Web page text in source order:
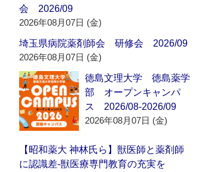
会 2026/09
2026年08月07日 (金)
埼玉県病院薬剤師会 研修会 2026/09
2026年08月07日 (金)
徳島文理大学 徳島薬学
部 オープンキャンパ
ス 2026/08-2026/09
2026年08月07日 (金)
【昭和薬大 神林氏ら】獣医師と薬剤師
に認識差‐獣医療専門教育の充実を